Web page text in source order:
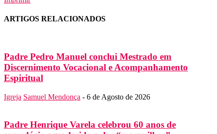
ARTIGOS RELACIONADOS
Padre Pedro Manuel conclui Mestrado em
Discernimento Vocacional e Acompanhamento
Espiritual
Igreja Samuel Mendonça - 6 de Agosto de 2026
Padre Henrique Varela celebrou 60 anos de